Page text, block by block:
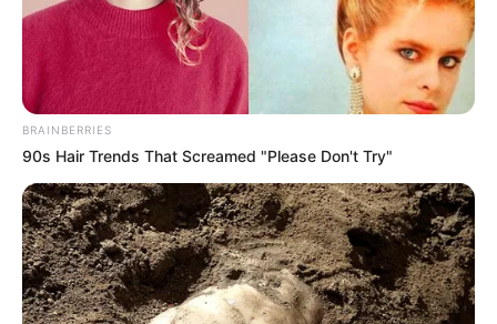
รับข่าวสารเลขมงคล สถิติเลขดัง ดวงรายวัน รายเดือน รายปี
พร้อมแนะนำวิธีเสริมดวง
ลุ้นรับรางวัลจากกิจกรรมเสริมความเป็นมงคลให้กับตัวท่านเอง
เปิดสมัครสมาชิก (ฟรี) เร็วๆนี้
LEGAL
BRAINBERRIES
90s Hair Trends That Screamed "Please Don't Try"